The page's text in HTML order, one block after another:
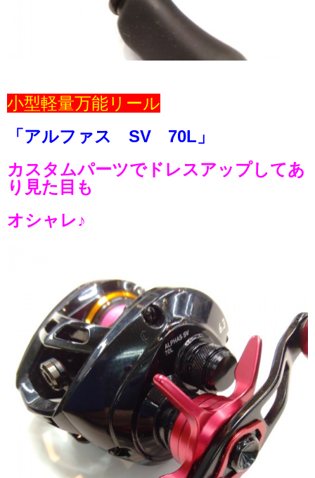
小型軽量万能リール
「アルファス SV 70L」
カスタムパーツでドレスアップしてあ
り見た目も
オシャレ♪